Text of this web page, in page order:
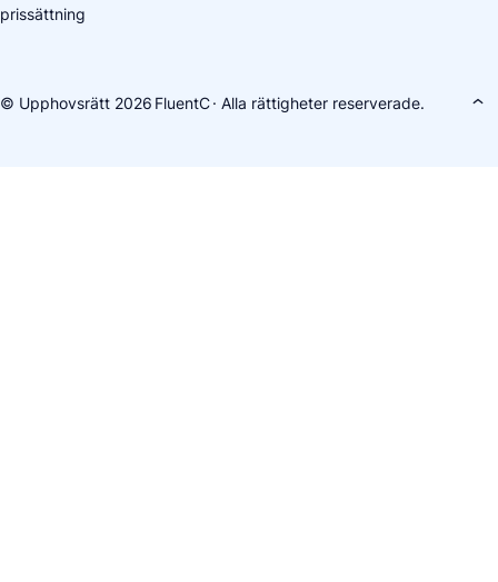
prissättning
© Upphovsrätt 2026 FluentC· Alla rättigheter reserverade.